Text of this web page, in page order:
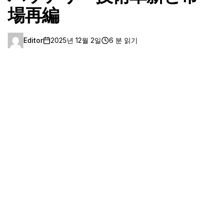
場再編
Editor 2025년 12월 2일 6 분 읽기